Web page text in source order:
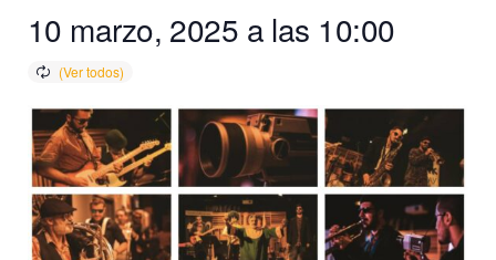
10 marzo, 2025 a las 10:00